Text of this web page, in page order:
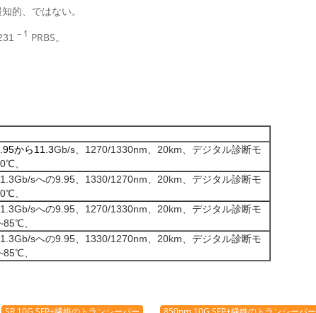
的、ではない。
– 1 PRBS。
から11.3Gb/s、1270/1330nm、20km、デジタル診断モ
、
sへの9.95、1330/1270nm、20km、デジタル診断モ
、
sへの9.95、1270/1330nm、20km、デジタル診断モ
、
sへの9.95、1330/1270nm、20km、デジタル診断モ
、